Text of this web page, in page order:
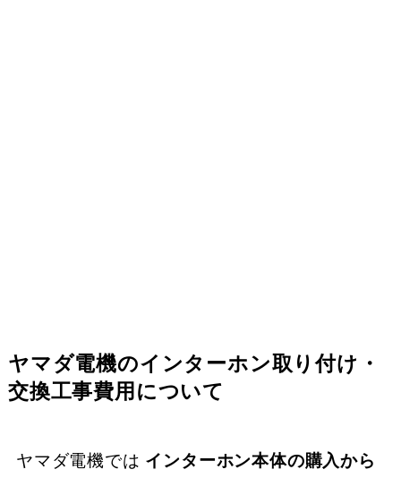
ヤマダ電機のインターホン取り付け・
交換工事費用について
ヤマダ電機では インターホン本体の購入から